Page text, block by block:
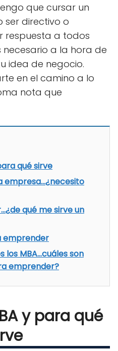
que cursar un
ser directivo o
respuesta a todos
a la hora de
idea de negocio.
en el camino a lo
nota que
qué sirve
empresa...¿necesito
qué me sirve un
emprender
los MBA...cuáles son
emprender?
y para qué